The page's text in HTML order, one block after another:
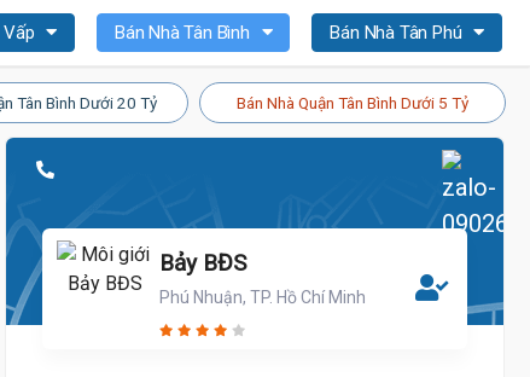
Vấp Bán Nhà Tân Bình Bán Nhà Tân Phú
Tân Bình Dưới 20 Tỷ Bán Nhà Quận Tân Bình Dưới 5 Tỷ
Bảy BĐS
Phú Nhuận, TP. Hồ Chí Minh